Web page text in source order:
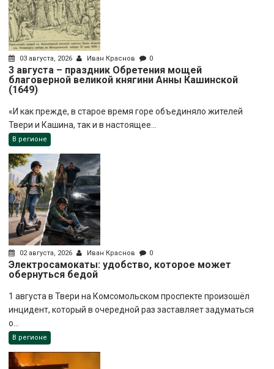
03 августа, 2026 Иван Краснов 0
3 августа – праздник Обретения мощей
благоверной великой княгини Анны Кашинской
(1649)
«И как прежде, в старое время горе объединяло жителей
Твери и Кашина, так и в настоящее...
В регионе
02 августа, 2026 Иван Краснов 0
Электросамокаты: удобство, которое может
обернуться бедой
1 августа в Твери на Комсомольском проспекте произошёл
инцидент, который в очередной раз заставляет задуматься
о...
В регионе